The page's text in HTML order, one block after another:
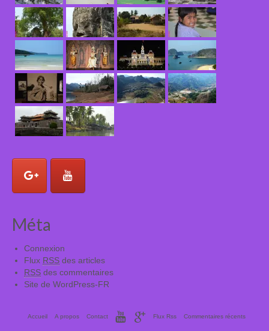
Méta
Connexion
Flux RSS des articles
RSS des commentaires
Site de WordPress-FR
Accueil A propos Contact Flux Rss Commentaires récents